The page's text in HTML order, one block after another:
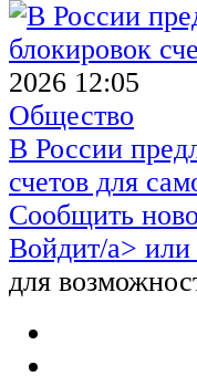
2026 12:05
Общество
В России
счетов для
Сообщить
Войдит/a> или
для